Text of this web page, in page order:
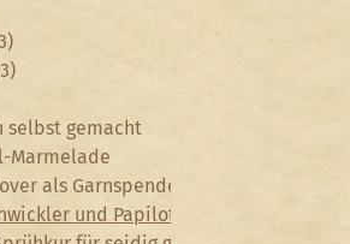
selbst gemacht
Marmelade
als Garnspender
und Papilotten